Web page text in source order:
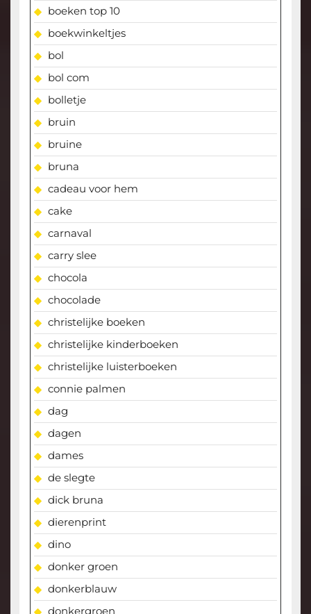
boeken top 10
boekwinkeltjes
bol
bol com
bolletje
bruin
bruine
bruna
cadeau voor hem
cake
carnaval
carry slee
chocola
chocolade
christelijke boeken
christelijke kinderboeken
christelijke luisterboeken
connie palmen
dag
dagen
dames
de slegte
dick bruna
dierenprint
dino
donker groen
donkerblauw
donkergroen